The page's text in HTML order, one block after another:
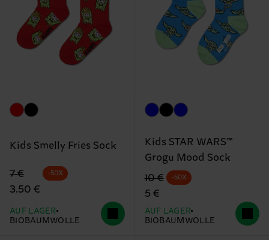
Kids Smelly Fries Sock
Originalpreis
7 €
Reduzierter Preis
3.50 €
-50%
AUF LAGER
BIOBAUMWOLLE
Kids STAR WARS™
Grogu Mood Sock
Originalpreis
10 €
Reduzierter Preis
5 €
-50%
AUF LAGER
BIOBAUMWOLLE